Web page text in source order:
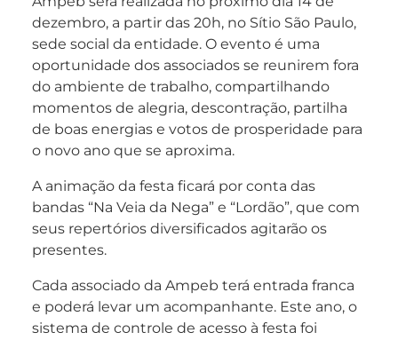
dezembro, a partir das 20h, no Sítio São Paulo,
sede social da entidade. O evento é uma
oportunidade dos associados se reunirem fora
do ambiente de trabalho, compartilhando
momentos de alegria, descontração, partilha
de boas energias e votos de prosperidade para
o novo ano que se aproxima.
A animação da festa ficará por conta das
bandas “Na Veia da Nega” e “Lordão”, que com
seus repertórios diversificados agitarão os
presentes.
Cada associado da Ampeb terá entrada franca
e poderá levar um acompanhante. Este ano, o
sistema de controle de acesso à festa foi